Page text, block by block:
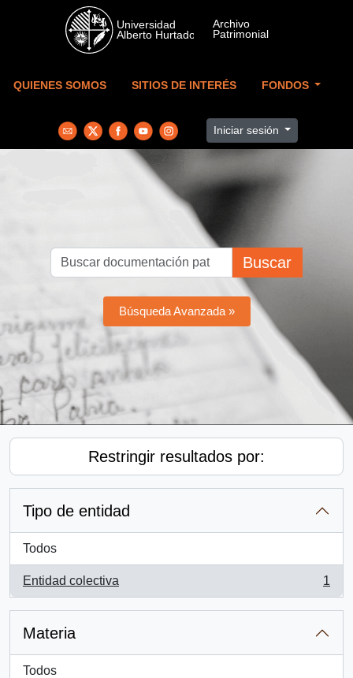
Skip to main content
QUIENES SOMOS SITIOS DE INTERÉS FONDOS
Iniciar sesión
Buscar
Búsqueda Avanzada »
Restringir resultados por:
Tipo de entidad
Todos
Entidad colectiva
, 1 resultados
1
Materia
Todos